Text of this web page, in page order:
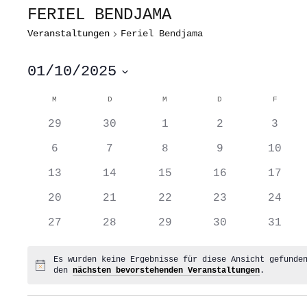
FERIEL BENDJAMA
Veranstaltungen Feriel Bendjama
01/10/2025
wählen.
KALENDER
VERANSTALTUNGEN
M D M D F
0
29
0
30
0
1
0
2
0
3
0
6
0
7
0
8
0
9
0
10
0
13
0
14
0
15
0
16
0
17
0
20
0
21
0
22
0
23
0
24
0
27
0
28
0
29
0
30
0
31
Hinweis
Es wurden keine Ergebnisse für diese Ansicht
den nächsten bevorstehenden Veranstaltungen.